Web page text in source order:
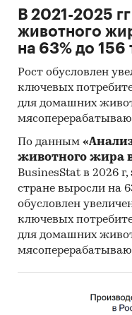
статистики
Федеральная
Федеральная
Таможенный
Информация,
оценки
показатели
Категории:
печать,
Россия
В 2021-2025
животного
на 63% до 156
Рост обусловлен
ключевых
для домашних
По данным
животного жира
BusinesStat в 2026 г,
стране выросли на
обусловлен
ключевых
для домашних